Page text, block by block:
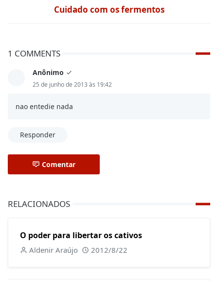
Cuidado com os fermentos
1 COMMENTS
Anônimo
25 de junho de 2013 às 19:42
nao entedie nada
Responder
Comentar
RELACIONADOS
O poder para libertar os cativos
Aldenir Araújo 2012/8/22